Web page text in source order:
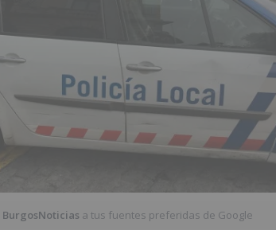
BurgosNoticias a tus fuentes preferidas de Google